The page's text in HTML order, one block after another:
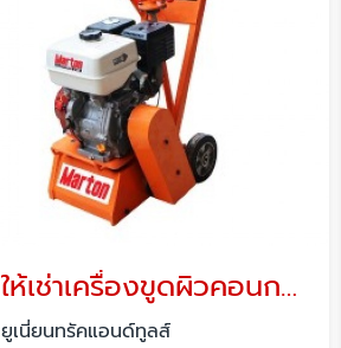
ให้เช่าเครื่องขูดผิวคอนกรีต-ปทุมธานี
ยูเนี่ยนทรัคแอนด์ทูลส์